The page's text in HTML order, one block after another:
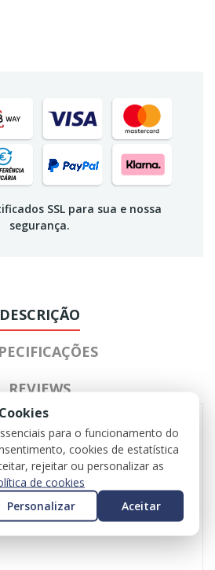
SSL para sua e nossa
segurança.
DESCRIÇÃO
REVIEWS
2 Coupé (F22,F87)
não incluído
para o funcionamento do
cookies de estatística
rejeitar ou personalizar as
de cookies
Personalizar Aceitar